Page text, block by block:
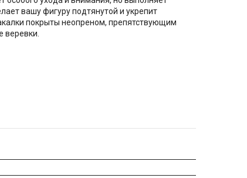
вашу фигуру подтянутой и укрепит
покрыты неопреном, препятствующим
веревки.